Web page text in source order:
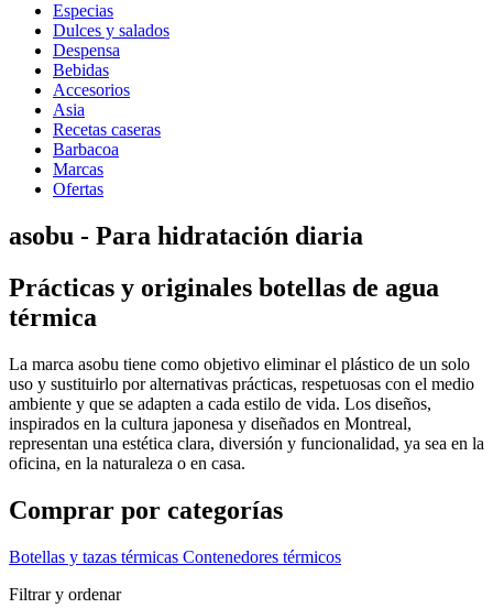
Especias
Dulces y salados
Despensa
Bebidas
Accesorios
Asia
Recetas caseras
Barbacoa
Marcas
Ofertas
asobu - Para hidratación diaria
Prácticas y originales botellas de agua
térmica
La marca asobu tiene como objetivo eliminar el plástico de un solo
uso y sustituirlo por alternativas prácticas, respetuosas con el medio
ambiente y que se adapten a cada estilo de vida. Los diseños,
inspirados en la cultura japonesa y diseñados en Montreal,
representan una estética clara, diversión y funcionalidad, ya sea en la
oficina, en la naturaleza o en casa.
Comprar por categorías
Botellas y tazas térmicas Contenedores térmicos
Filtrar y ordenar